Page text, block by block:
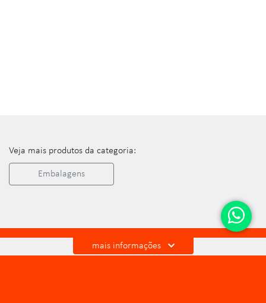
Veja mais produtos da categoria:
Embalagens
mais informações